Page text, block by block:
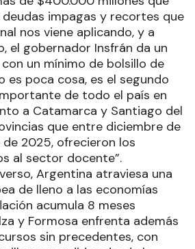
impagas y recortes que
nos viene aplicando, y a
el gobernador Insfrán da un
un mínimo de bolsillo de
es poca cosa, es el segundo
de todo el país en
a Catamarca y Santiago del
que entre diciembre de
2025, ofrecieron los
al sector docente”.
Argentina atraviesa una
de lleno a las economías
acumula 8 meses
y Formosa enfrenta además
sin precedentes, con